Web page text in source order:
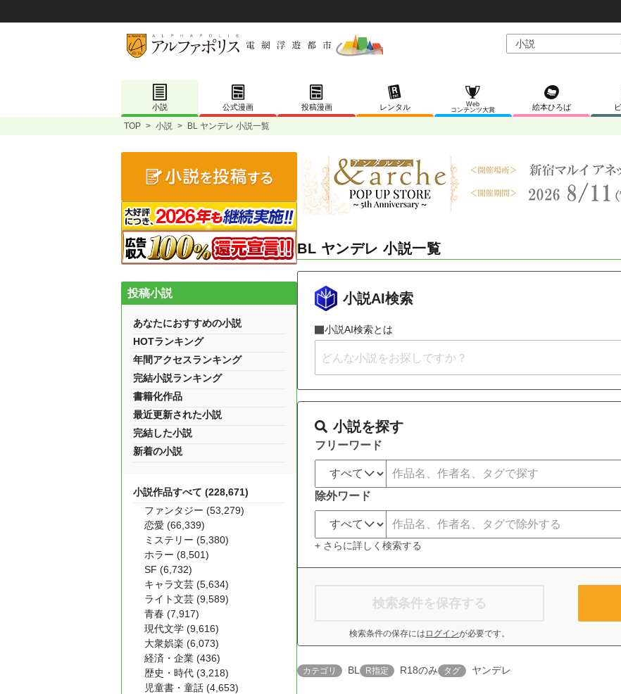
小説 公式漫画 投稿漫画 レンタル
Web
コンテンツ大賞
絵本ひろば
TOP > 小説 > BL ヤンデレ 小説一覧
BL ヤンデレ 小説一覧
小説AI検索
小説AI検索とは
小説を探す
フリーワード
除外ワード
+ さらに詳しく検索する
検索条件を保存する
検索条件の保存には ログインが必要です。
カテゴリ BL R指定 R18のみ タグ ヤンデレ
投稿小説
あなたにおすすめの小説
HOTランキング
年間アクセスランキング
完結小説ランキング
書籍化作品
最近更新された小説
完結した小説
新着の小説
小説作品すべて (228,671)
ファンタジー (53,279)
恋愛 (66,339)
ミステリー (5,380)
ホラー (8,501)
SF (6,732)
キャラ文芸 (5,634)
ライト文芸 (9,589)
青春 (7,917)
現代文学 (9,616)
大衆娯楽 (6,073)
経済・企業 (436)
歴史・時代 (3,218)
児童書・童話 (4,653)